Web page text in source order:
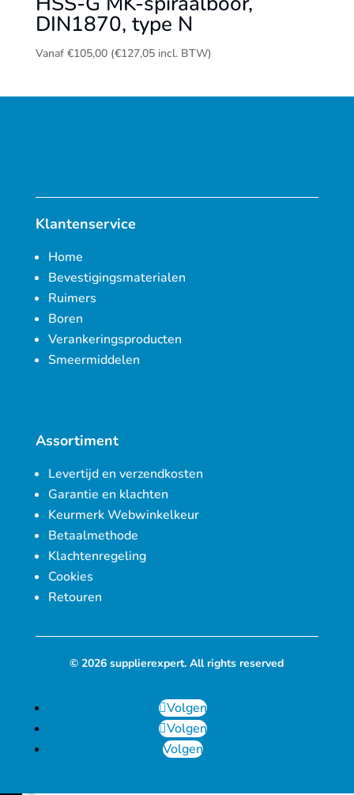
DIN1870, type N
Vanaf €105,00 (€127,05incl. BTW)
Klantenservice
Home
Bevestigingsmaterialen
Ruimers
Boren
Verankeringsproducten
Smeermiddelen
Assortiment
Levertijd en verzendkosten
Garantie en klachten
Keurmerk Webwinkelkeur
Betaalmethode
Klachtenregeling
Cookies
Retouren
© 2026 supplierexpert. All rights reserved
Volgen
Volgen
Volgen